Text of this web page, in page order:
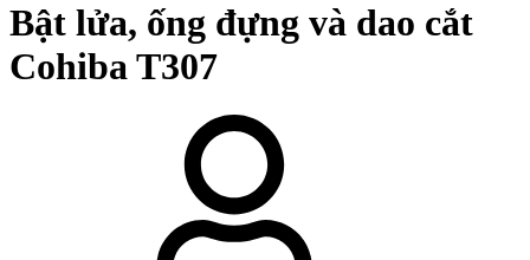
Bật lửa, ống đựng và dao cắt
Cohiba T307